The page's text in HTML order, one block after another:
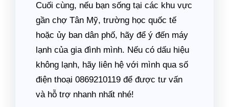
Cuối cùng, nếu bạn sống tại các khu vực
gần chợ Tân Mỹ, trường học quốc tế
hoặc ủy ban dân phố, hãy để ý đến máy
lạnh của gia đình mình. Nếu có dấu hiệu
không lạnh, hãy liên hệ với mình qua số
điện thoại 0869210119 để được tư vấn
và hỗ trợ nhanh nhất nhé!